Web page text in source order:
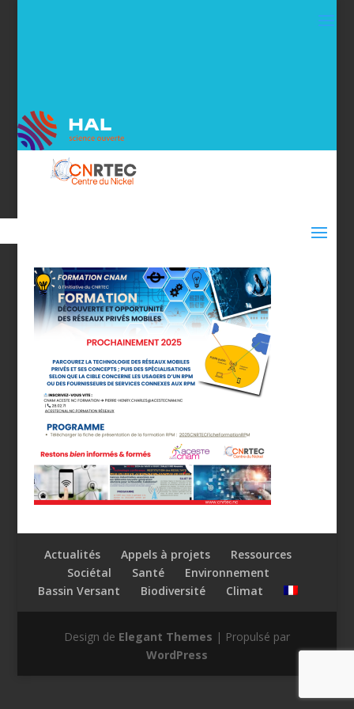
Actualités Appels à projets
Ressources
Sociétal
Santé
Environnement
Bassin Versant
Biodiversité Climat
Design de Elegant Themes | Propulsé par
WordPress